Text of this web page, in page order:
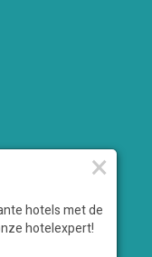
×
hotels met de
hotelexpert!